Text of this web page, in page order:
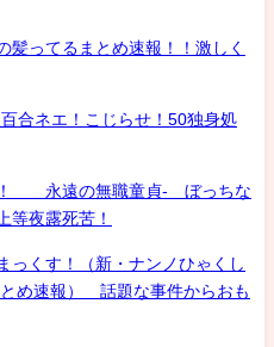
髪ってるまとめ速報！！激しく
合ネエ！こじらせ！50独身処
！ 永遠の無職童貞- ぼっちな
等夜露死苦！
っくす！（新・ナンノひゃくし
め速報） 話題な事件からおも